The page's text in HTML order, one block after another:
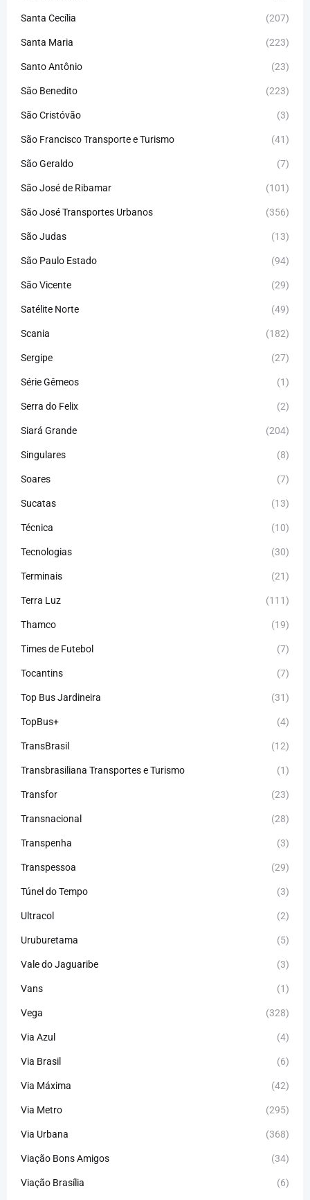
Santa Cecília (207)
Santa Maria (223)
Santo Antônio (23)
São Benedito (223)
São Cristóvão (3)
São Francisco Transporte e Turismo (41)
São Geraldo (7)
São José de Ribamar (101)
São José Transportes Urbanos (356)
São Judas (13)
São Paulo Estado (94)
São Vicente (29)
Satélite Norte (49)
Scania (182)
Sergipe (27)
Série Gêmeos (1)
Serra do Felix (2)
Siará Grande (204)
Singulares (8)
Soares (7)
Sucatas (13)
Técnica (10)
Tecnologias (30)
Terminais (21)
Terra Luz (111)
Thamco (19)
Times de Futebol (7)
Tocantins (7)
Top Bus Jardineira (31)
TopBus+ (4)
TransBrasil (12)
Transbrasiliana Transportes e Turismo (1)
Transfor (23)
Transnacional (28)
Transpenha (3)
Transpessoa (29)
Túnel do Tempo (3)
Ultracol (2)
Uruburetama (5)
Vale do Jaguaribe (3)
Vans (1)
Vega (328)
Via Azul (4)
Via Brasil (6)
Via Máxima (42)
Via Metro (295)
Via Urbana (368)
Viação Bons Amigos (34)
Viação Brasília (6)